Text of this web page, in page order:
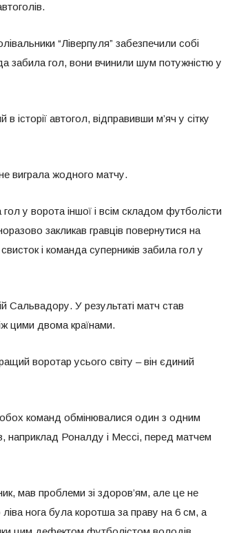
“Ліверпуля” забезпечили собі
забила гол, вони вчинили шум потужністю у
історії автогол, відправивши м’яч у сітку
виграла жодного матчу.
у ворота іншої і всім складом футболісти
закликав гравців повернутися на
і команда суперників забила гол у
Сальвадору. У результаті матч став
цими двома країнами.
воротар усього світу – він єдиний
команд обмінювалися один з одним
наприклад Роналду і Мессі, перед матчем
мав проблеми зі здоров’ям, але це не
нога була коротша за праву на 6 см, а